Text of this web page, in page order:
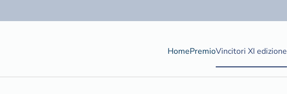
HomePremioVincitori XI edizione